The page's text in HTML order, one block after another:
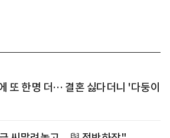
또 한명 더… 결혼 싫다더니 '다둥이